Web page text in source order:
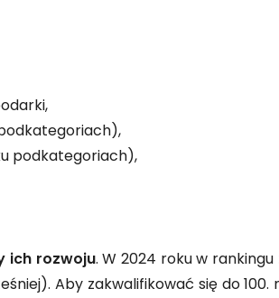
podkategoriach),
ich rozwoju. W 2024 roku w
Aby zakwalifikować się do